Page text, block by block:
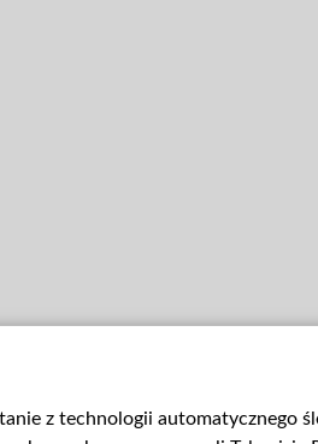
z technologii automatycznego